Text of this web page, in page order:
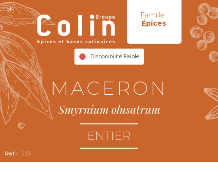
Famille :
Épices
Disponibilité Faible
15K
233
MACERON
Smyrnium olusatrum
ENTIER